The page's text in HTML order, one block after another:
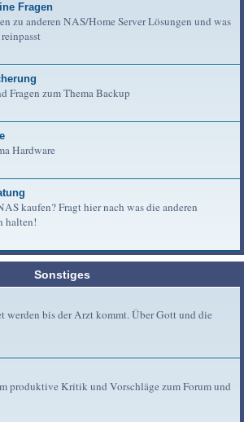
Fragen
zu anderen NAS/Home Server Lösungen und was
Fragen zum Thema Backup
Hardware
kaufen? Fragt hier nach was die anderen
halten!
Sonstiges
werden bis der Arzt kommt. Über Gott und die
produktive Kritik und Vorschläge zum Forum und